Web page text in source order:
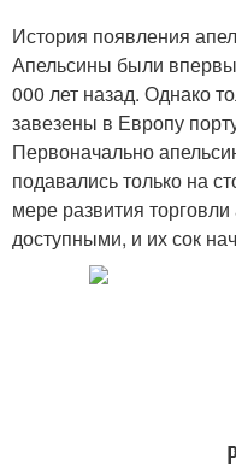
История появления
Апельсины были
000 лет назад. Однако
завезены в Европу
Первоначально
подавались только на
мере развития
доступными, и их сок